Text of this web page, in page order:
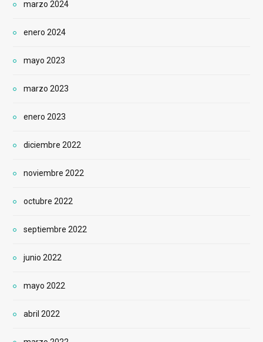
marzo 2024
enero 2024
mayo 2023
marzo 2023
enero 2023
diciembre 2022
noviembre 2022
octubre 2022
septiembre 2022
junio 2022
mayo 2022
abril 2022